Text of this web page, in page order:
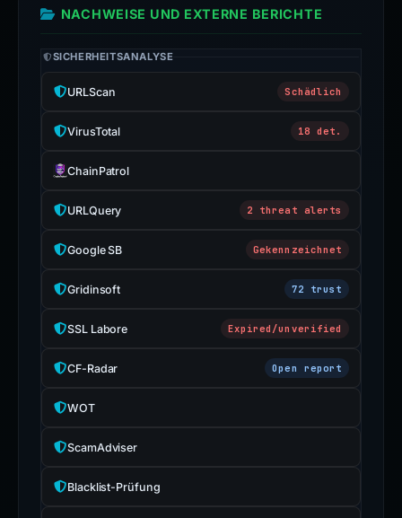
NACHWEISE UND EXTERNE BERICHTE
SICHERHEITSANALYSE
URLScan Schädlich
VirusTotal 18 det.
ChainPatrol
URLQuery 2 threat alerts
Google SB Gekennzeichnet
Gridinsoft 72 trust
SSL Labore Expired/unverified
CF-Radar Open report
WOT
ScamAdviser
Blacklist-Prüfung